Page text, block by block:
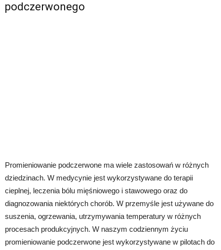
podczerwonego
Promieniowanie podczerwone ma wiele zastosowań w różnych
dziedzinach. W medycynie jest wykorzystywane do terapii
cieplnej, leczenia bólu mięśniowego i stawowego oraz do
diagnozowania niektórych chorób. W przemyśle jest używane do
suszenia, ogrzewania, utrzymywania temperatury w różnych
procesach produkcyjnych. W naszym codziennym życiu
promieniowanie podczerwone jest wykorzystywane w pilotach do